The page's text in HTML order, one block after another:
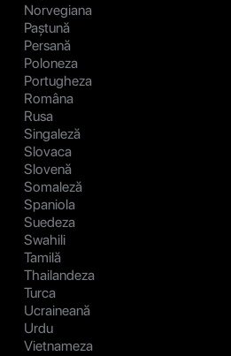
Norvegiana
Paștună
Persană
Poloneza
Portugheza
Româna
Rusa
Singaleză
Slovaca
Slovenă
Somaleză
Spaniola
Suedeza
Swahili
Tamilă
Thailandeza
Turca
Ucraineană
Urdu
Vietnameza